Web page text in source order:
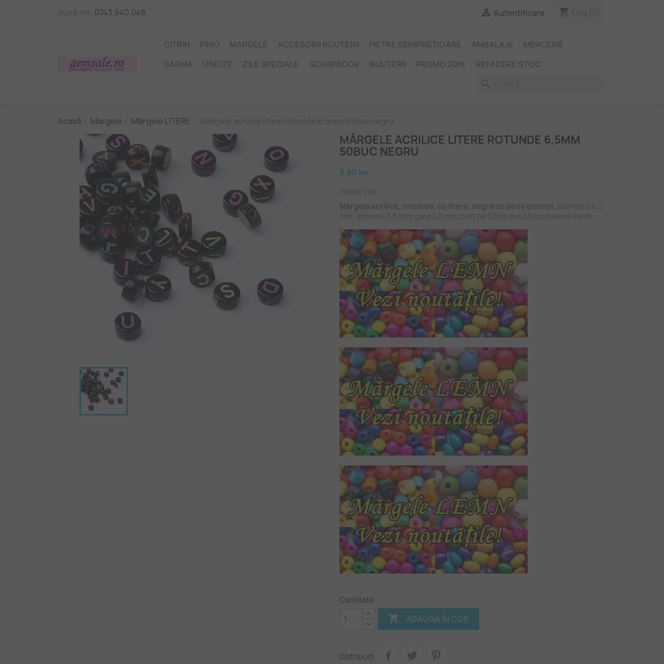
Sună-ne: 0743.940.046  Autentificare shopping_cart Coș (0)
CITRIN FIMO MARGELE ACCESORII BIJUTERII PIETRE SEMIPRETIOASE AMBALAJE
MERCERIE
SARMA
UNELTE ZILE SPECIALE SCRAPBOOK BIJUTERII PROMO 20% REFACERE STOC
search
Acasă Margele Mărgele LITERE Mărgele acrilice litere rotunde 6,5mm 50buc negru
MĂRGELE ACRILICE LITERE ROTUNDE 6,5MM
50BUC NEGRU
3,80 lei
Include TVA
Mărgele acrilice, rotunde, cu litere, negre cu scris colorat, diametru 6,5
mm, grosime 3,5 mm, gaură 2 mm, preț pe 50 de bucăți cu diverse litere.
Cantitate
 ADAUGĂ ÎN COȘ
Distribuiți